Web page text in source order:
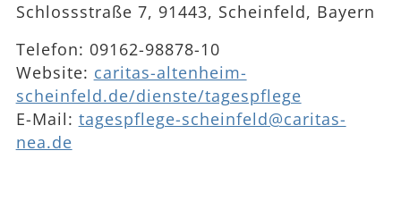
Schlossstraße 7, 91443, Scheinfeld, Bayern
Telefon: 09162-98878-10
Website: caritas-altenheim-
scheinfeld.de/dienste/tagespflege
E-Mail: tagespflege-scheinfeld@caritas-
nea.de